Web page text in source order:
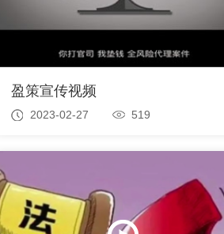
盈策宣传视频
2023-02-27 519